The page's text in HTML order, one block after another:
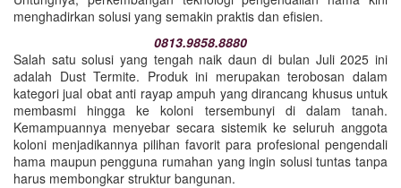
menghadirkan solusi yang semakin praktis dan efisien.
0813.9858.8880
Salah satu solusi yang tengah naik daun di bulan Juli 2025 ini
adalah Dust Termite. Produk ini merupakan terobosan dalam
kategori jual obat anti rayap ampuh yang dirancang khusus untuk
membasmi hingga ke koloni tersembunyi di dalam tanah.
Kemampuannya menyebar secara sistemik ke seluruh anggota
koloni menjadikannya pilihan favorit para profesional pengendali
hama maupun pengguna rumahan yang ingin solusi tuntas tanpa
harus membongkar struktur bangunan.